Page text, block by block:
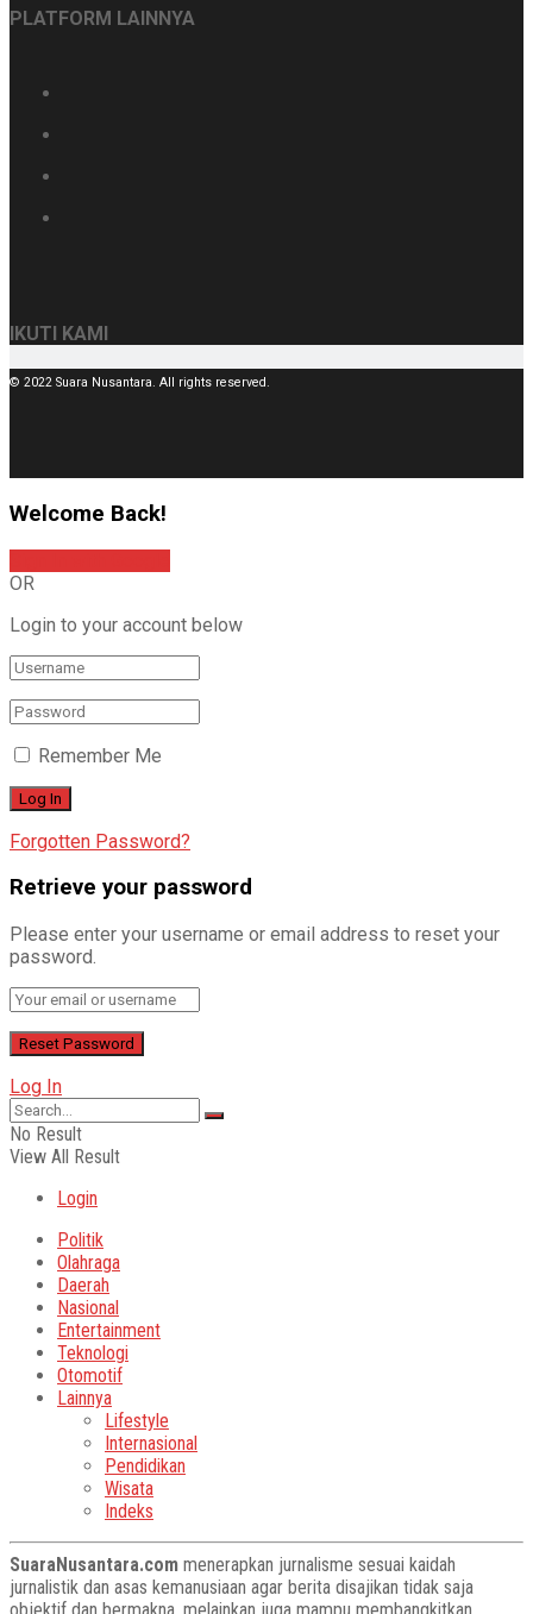
PLATFORM LAINNYA
IKUTI KAMI
© 2022 Suara Nusantara. All rights reserved.
Welcome Back!
OR
Login to your account below
Remember Me
Forgotten Password?
Retrieve your password
Please enter your username or email address to reset your
password.
Log In
No Result
View All Result
Login
Politik
Olahraga
Daerah
Nasional
Entertainment
Teknologi
Otomotif
Lainnya
Lifestyle
Internasional
Pendidikan
Wisata
Indeks
SuaraNusantara.com menerapkan jurnalisme sesuai kaidah
jurnalistik dan asas kemanusiaan agar berita disajikan tidak saja